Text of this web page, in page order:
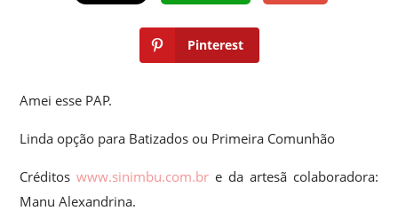
Pinterest
Amei esse PAP.
Linda opção para Batizados ou Primeira Comunhão
Créditoswww.sinimbu.com.br e da artesã colaboradora:
Manu Alexandrina.